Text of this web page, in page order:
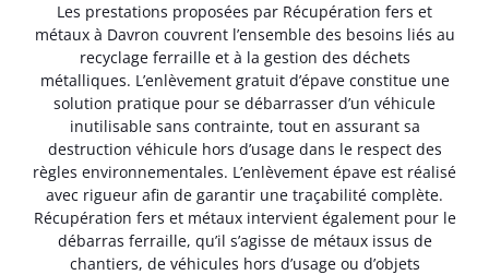
Les prestations proposées par Récupération fers et
métaux à Davron couvrent l’ensemble des besoins liés au
recyclage ferraille et à la gestion des déchets
métalliques. L’enlèvement gratuit d’épave constitue une
solution pratique pour se débarrasser d’un véhicule
inutilisable sans contrainte, tout en assurant sa
destruction véhicule hors d’usage dans le respect des
règles environnementales. L’enlèvement épave est réalisé
avec rigueur afin de garantir une traçabilité complète.
Récupération fers et métaux intervient également pour le
débarras ferraille, qu’il s’agisse de métaux issus de
chantiers, de véhicules hors d’usage ou d’objets